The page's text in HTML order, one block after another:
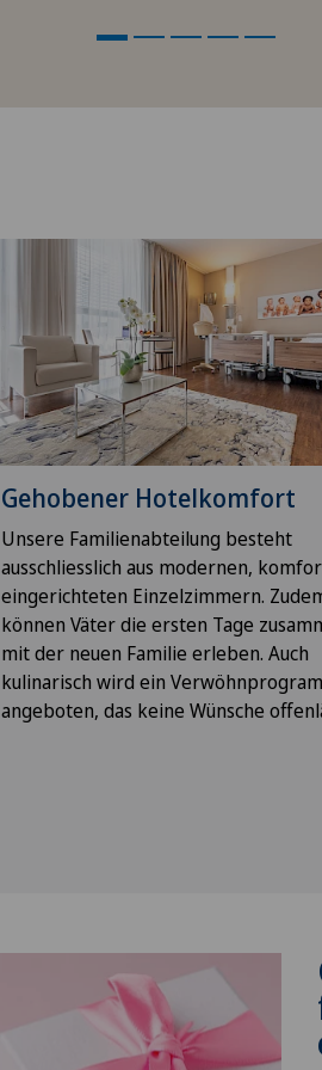
Gehobener Hotelkomfort
Unsere Familienabteilung besteht
ausschliesslich aus modernen,
eingerichteten Einzelzimmern.
können Väter die ersten Tage
mit der neuen Familie erleben. Auch
kulinarisch wird ein
angeboten, das keine Wünsche